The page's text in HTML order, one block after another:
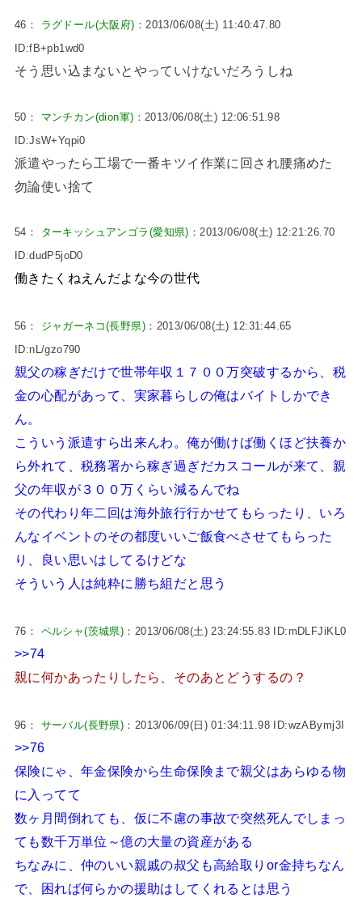
46： ラグドール(大阪府) ：2013/06/08(土) 11:40:47.80
ID:fB+pb1wd0
そう思い込まないとやっていけないだろうしね
50： マンチカン(dion軍) ：2013/06/08(土) 12:06:51.98
ID:JsW+Yqpi0
派遣やったら工場で一番キツイ作業に回され腰痛めた
勿論使い捨て
54： ターキッシュアンゴラ(愛知県) ：2013/06/08(土) 12:21:26.70
ID:dudP5joD0
働きたくねえんだよな今の世代
56： ジャガーネコ(長野県) ：2013/06/08(土) 12:31:44.65
ID:nL/gzo790
親父の稼ぎだけで世帯年収１７００万突破するから、税
金の心配があって、実家暮らしの俺はバイトしかでき
ん。
こういう派遣すら出来んわ。俺が働けば働くほど扶養か
ら外れて、税務署から稼ぎ過ぎだカスコールが来て、親
父の年収が３００万くらい減るんでね
その代わり年二回は海外旅行行かせてもらったり、いろ
んなイベントのその都度いいご飯食べさせてもらった
り、良い思いはしてるけどな
そういう人は純粋に勝ち組だと思う
76： ペルシャ(茨城県) ：2013/06/08(土) 23:24:55.83 ID:mDLFJiKL0
>>74
親に何かあったりしたら、そのあとどうするの？
96： サーバル(長野県) ：2013/06/09(日) 01:34:11.98 ID:wzABymj3I
>>76
保険にゃ、年金保険から生命保険まで親父はあらゆる物
に入ってて
数ヶ月間倒れても、仮に不慮の事故で突然死んでしまっ
ても数千万単位～億の大量の資産がある
ちなみに、仲のいい親戚の叔父も高給取りor金持ちなん
で、困れば何らかの援助はしてくれるとは思う